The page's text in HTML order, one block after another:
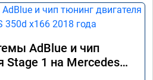
AdBlue и чип
Stage 1 на Mercedes